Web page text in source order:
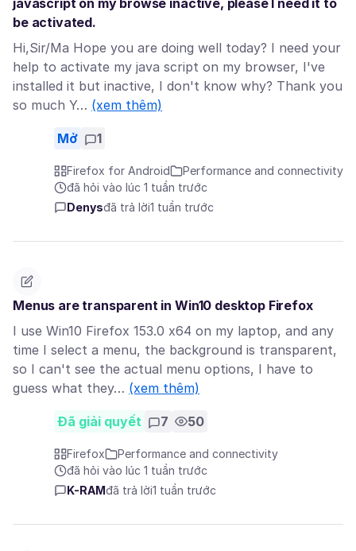
javascript on my browse inactive, please I need it to
be activated.
Hi,Sir/Ma Hope you are doing well today? I need your
help to activate my java script on my browser, I've
installed it but inactive, I don't know why? Thank you
so much Y… (xem thêm)
Mở 1
Firefox for Android
Performance and connectivity
đã hỏi vào lúc 1 tuần trước
Denysđã trả lời1 tuần trước
Menus are transparent in Win10 desktop Firefox
I use Win10 Firefox 153.0 x64 on my laptop, and any
time I select a menu, the background is transparent,
so I can't see the actual menu options, I have to
guess what they… (xem thêm)
Đã giải quyết 7 50
Firefox
Performance and connectivity
đã hỏi vào lúc 1 tuần trước
K-RAMđã trả lời1 tuần trước